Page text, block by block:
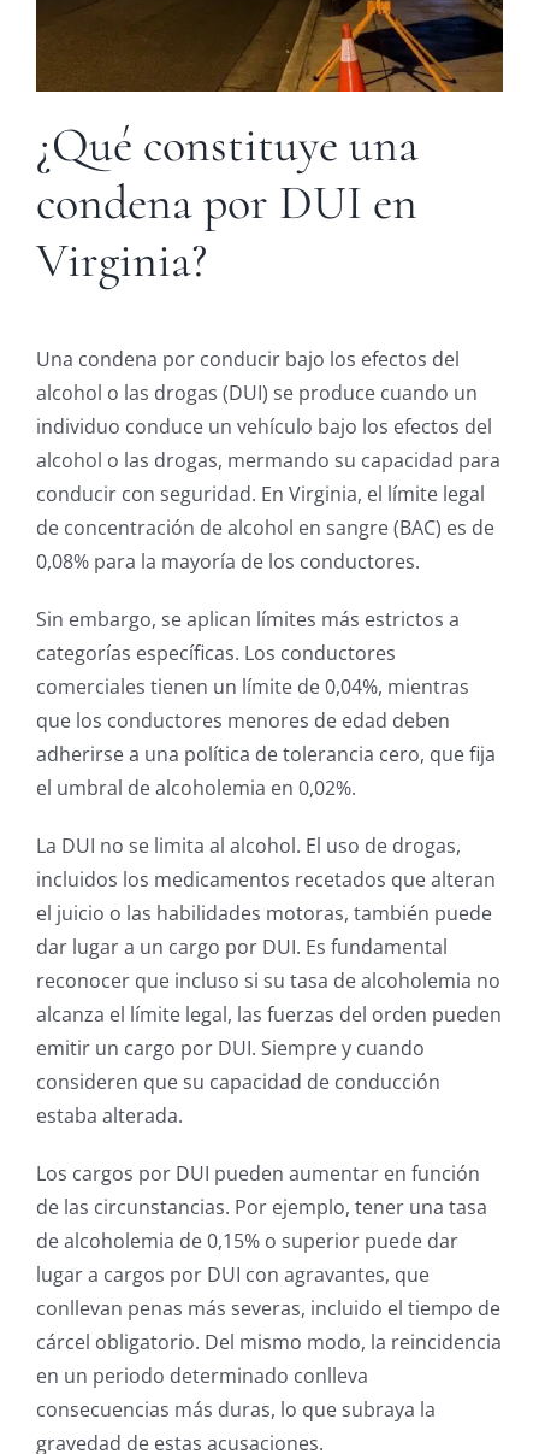
¿Qué constituye una
condena por DUI en
Virginia?
Una condena por conducir bajo los efectos del
alcohol o las drogas (DUI) se produce cuando un
individuo conduce un vehículo bajo los efectos del
alcohol o las drogas, mermando su capacidad para
conducir con seguridad. En Virginia, el límite legal
de concentración de alcohol en sangre (BAC) es de
0,08% para la mayoría de los conductores.
Sin embargo, se aplican límites más estrictos a
categorías específicas. Los conductores
comerciales tienen un límite de 0,04%, mientras
que los conductores menores de edad deben
adherirse a una política de tolerancia cero, que fija
el umbral de alcoholemia en 0,02%.
La DUI no se limita al alcohol. El uso de drogas,
incluidos los medicamentos recetados que alteran
el juicio o las habilidades motoras, también puede
dar lugar a un cargo por DUI. Es fundamental
reconocer que incluso si su tasa de alcoholemia no
alcanza el límite legal, las fuerzas del orden pueden
emitir un cargo por DUI. Siempre y cuando
consideren que su capacidad de conducción
estaba alterada.
Los cargos por DUI pueden aumentar en función
de las circunstancias. Por ejemplo, tener una tasa
de alcoholemia de 0,15% o superior puede dar
lugar a cargos por DUI con agravantes, que
conllevan penas más severas, incluido el tiempo de
cárcel obligatorio. Del mismo modo, la reincidencia
en un periodo determinado conlleva
consecuencias más duras, lo que subraya la
gravedad de estas acusaciones.